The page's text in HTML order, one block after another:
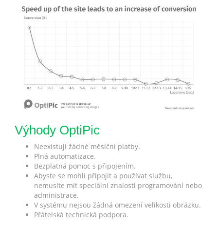
Výhody OptiPic
Neexistují žádné měsíční platby.
Plná automatizace.
Bezplatná pomoc s připojením.
Abyste se mohli připojit a používat službu,
nemusíte mít speciální znalosti programování nebo
administrace.
V systému nejsou žádná omezení velikosti obrázku.
Přátelská technická podpora.